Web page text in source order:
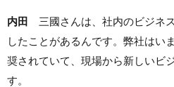
内田
三國さんは、社内のビジネ
したことがあるんです。弊社はい
奨されていて、現場から新しいビ
す。